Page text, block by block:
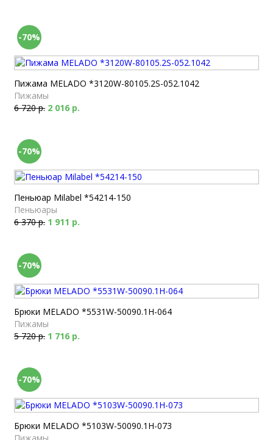
-70%
Пижама MELADO *3120W-80105.2S-052.1042
Пижамы
6 720 р. 2 016 р.
-70%
Пеньюар Milabel *54214-150
Пеньюары
6 370 р. 1 911 р.
-70%
Брюки MELADO *5531W-50090.1H-064
Пижамы
5 720 р. 1 716 р.
-70%
Брюки MELADO *5103W-50090.1H-073